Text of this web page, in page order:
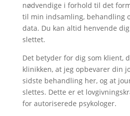
nødvendige i forhold til det
til min indsamling, behandling
data. Du kan altid henvende
slettet.
Det betyder for dig som klient,
klinikken, at jeg opbevarer din
sidste behandling her, og at
slettes. Dette er et
for autoriserede psykologer.